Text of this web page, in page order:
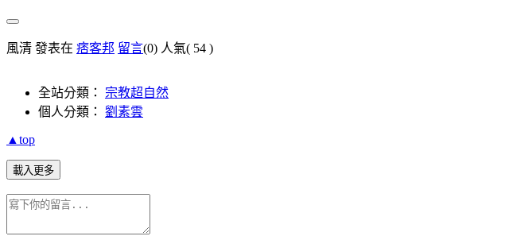
風清 發表在 痞客邦 留言(0) 人氣( 54 )
全站分類： 宗教超自然
個人分類： 劉素雲
▲top
載入更多